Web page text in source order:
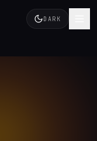
DARK